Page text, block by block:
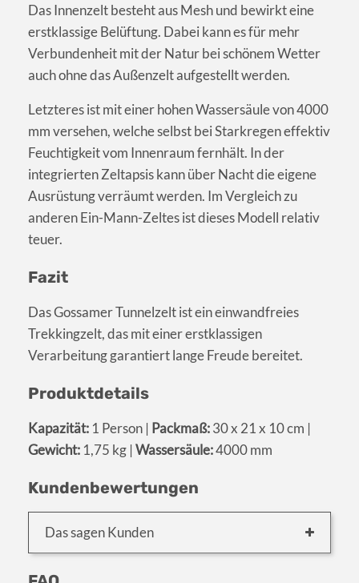
Das Innenzelt besteht aus Mesh und bewirkt eine
erstklassige Belüftung. Dabei kann es für mehr
Verbundenheit mit der Natur bei schönem Wetter
auch ohne das Außenzelt aufgestellt werden.
Letzteres ist mit einer hohen Wassersäule von 4000
mm versehen, welche selbst bei Starkregen effektiv
Feuchtigkeit vom Innenraum fernhält. In der
integrierten Zeltapsis kann über Nacht die eigene
Ausrüstung verräumt werden. Im Vergleich zu
anderen Ein-Mann-Zeltes ist dieses Modell relativ
teuer.
Fazit
Das Gossamer Tunnelzelt ist ein einwandfreies
Trekkingzelt, das mit einer erstklassigen
Verarbeitung garantiert lange Freude bereitet.
Produktdetails
Kapazität: 1 Person | Packmaß:30 x 21 x 10 cm |
Gewicht: 1,75 kg | Wassersäule:4000 mm
Kundenbewertungen
Das sagen Kunden